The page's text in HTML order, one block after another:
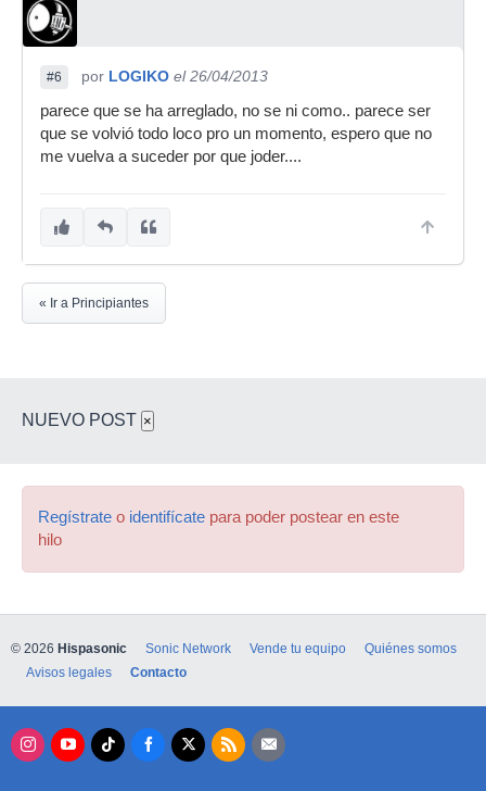
#6 por LOGIKO el 26/04/2013
parece que se ha arreglado, no se ni como.. parece ser
que se volvió todo loco pro un momento, espero que no
me vuelva a suceder por que joder....
« Ir a Principiantes
NUEVO POST ×
Regístrate o identifícate para poder postear en este
hilo
© 2026 Hispasonic Sonic Network Vende tu equipo
Quiénes somos
Avisos legales
Contacto